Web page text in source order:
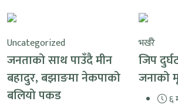
Uncategorized
जनताको साथ पाउँदै मीन
बहादुर, बझाङमा नेकपाको
बलियो पकड
भर्खरै
जिप
जनाको
६